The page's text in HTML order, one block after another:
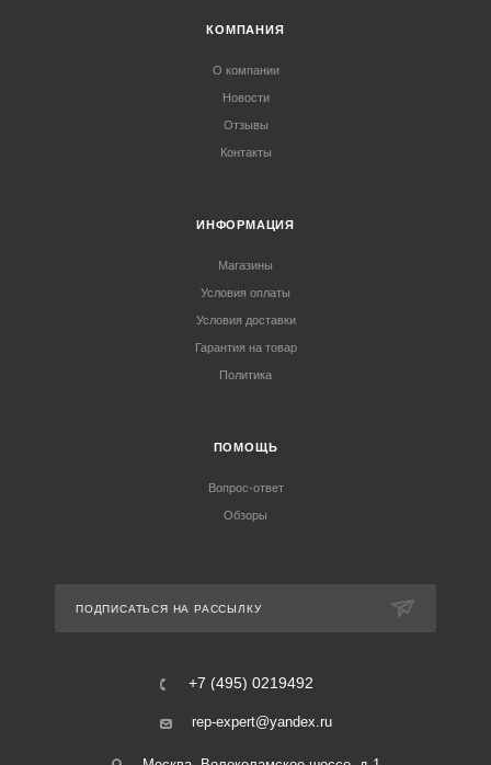
КОМПАНИЯ
О компании
Новости
Отзывы
Контакты
ИНФОРМАЦИЯ
Магазины
Условия оплаты
Условия доставки
Гарантия на товар
Политика
ПОМОЩЬ
Вопрос-ответ
Обзоры
ПОДПИСАТЬСЯ НА РАССЫЛКУ
+7 (495) 0219492
rep-expert@yandex.ru